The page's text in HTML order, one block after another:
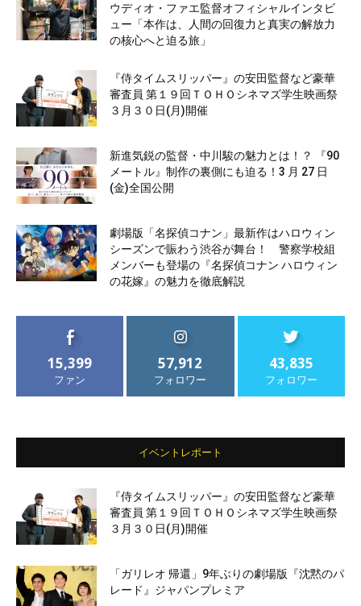
ウディオ・ファエ監督オフィシャルインタビ
ュー「本作は、人間の回復力と真実の解放力
の核心へと迫る旅」
『侍タイムスリッパー』の安田監督など豪華
審査員 第１９回ＴＯＨＯシネマズ学生映画祭
３月３０日(月)開催
新進気鋭の監督・中川駿の魅力とは！？ 『90
メートル』制作の裏側にも迫る！3 月 27 日
(金)全国公開
劇場版「名探偵コナン」最新作はハロウィン
シーズンで賑わう渋谷が舞台！ 警察学校組
メンバーも登場の『名探偵コナン ハロウィン
の花嫁』の魅力を徹底解説
15,399
ファン
57,912
フォロワー
43,835
フォロワー
イベントレポート
『侍タイムスリッパー』の安田監督など豪華
審査員 第１９回ＴＯＨＯシネマズ学生映画祭
３月３０日(月)開催
「ガリレオ 帰還」9年ぶりの劇場版『沈黙のパ
レード』ジャパンプレミア